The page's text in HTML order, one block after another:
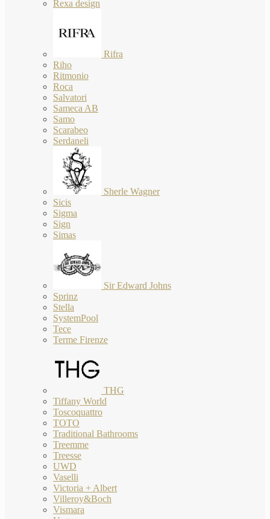
Rexa design
Rifra
Riho
Ritmonio
Roca
Salvatori
Sameca AB
Samo
Scarabeo
Serdaneli
Sherle Wagner
Sicis
Sigma
Sign
Simas
Sir Edward Johns
Sprinz
Stella
SystemPool
Tece
Terme Firenze
THG
Tiffany World
Toscoquattro
TOTO
Traditional Bathrooms
Treemme
Treesse
UWD
Vaselli
Victoria + Albert
Villeroy&Boch
Vismara